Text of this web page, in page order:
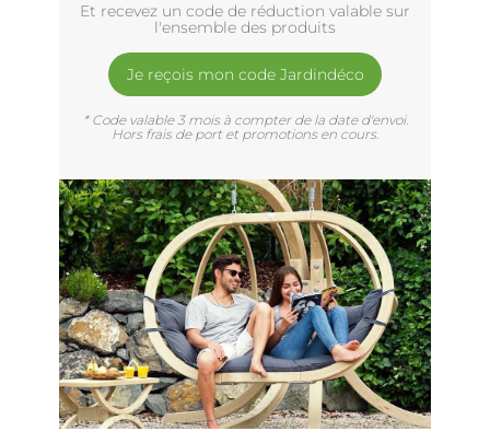
Et recevez un code de réduction valable sur
l'ensemble des produits
Je reçois mon code Jardindéco
* Code valable 3 mois à compter de la date d'envoi.
Hors frais de port et promotions en cours.